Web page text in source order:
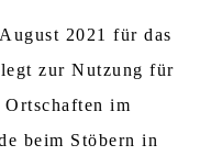
2021 für das
zur Nutzung für
im
beim Stöbern in